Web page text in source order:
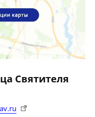
Святителя